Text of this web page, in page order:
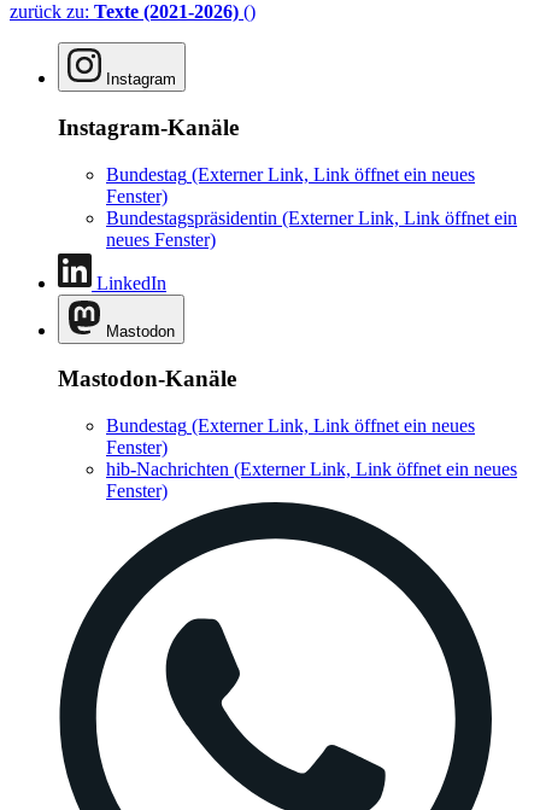
zurück zu: Texte (2021-2026) ()
Instagram
Instagram-Kanäle
Bundestag (Externer Link, Link öffnet ein neues
Fenster)
Bundestagspräsidentin (Externer Link, Link öffnet ein
neues Fenster)
LinkedIn
Mastodon
Mastodon-Kanäle
Bundestag (Externer Link, Link öffnet ein neues
Fenster)
hib-Nachrichten (Externer Link, Link öffnet ein neues
Fenster)